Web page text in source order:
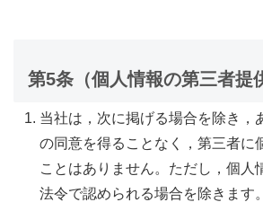
第5条（個人情報の第三者提
当社は，次に掲げる場合を除き，
の同意を得ることなく，第三者に
ことはありません。ただし，個人
法令で認められる場合を除きます。